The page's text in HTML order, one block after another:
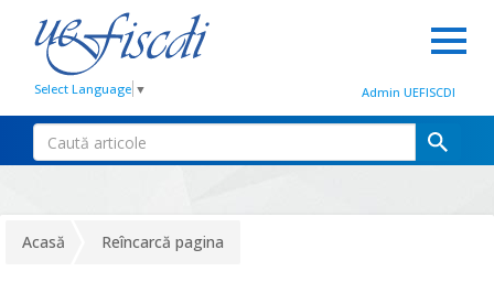
Select Language ▼ Admin UEFISCDI
Acasă Reîncarcă pagina